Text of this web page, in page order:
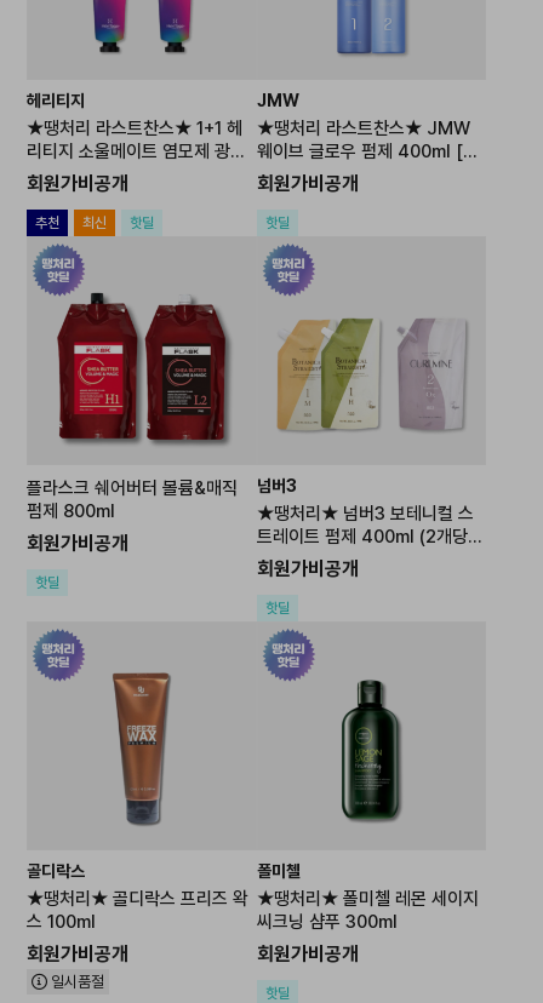
헤리티지
★땡처리 라스트찬스★ 1+1 헤
리티지 소울메이트 염모제 광화
문애쉬120g (염모제6개당 산화
제1개 포함)
회원가비공개
추천 최신 핫딜
JMW
★땡처리 라스트찬스★ JMW
웨이브 글로우 펌제 400ml [0
원 상품] 주문 후 개별연락 / 추
가결제 진행
회원가비공개
핫딜
플라스크 쉐어버터 볼륨&매직
펌제 800ml
회원가비공개
핫딜
넘버3
★땡처리★ 넘버3 보테니컬 스
트레이트 펌제 400ml (2개당
중화제1개 포함)
회원가비공개
핫딜
골디락스
★땡처리★ 골디락스 프리즈 왁
스 100ml
회원가비공개
일시품절
폴미첼
★땡처리★ 폴미첼 레몬 세이지
씨크닝 샴푸 300ml
회원가비공개
핫딜